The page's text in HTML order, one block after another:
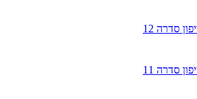
סדרה 12
סדרה 11